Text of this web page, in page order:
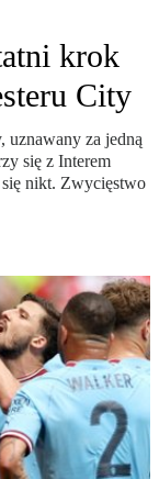
krok
City
uznawany za jedną
się z Interem
się nikt. Zwycięstwo